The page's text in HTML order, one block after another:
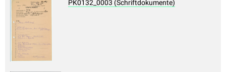
PK0132_0003 (Schriftdokumente)